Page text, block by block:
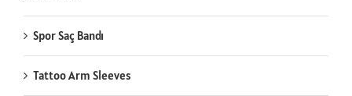
Spor Saç Bandı
Tattoo Arm Sleeves